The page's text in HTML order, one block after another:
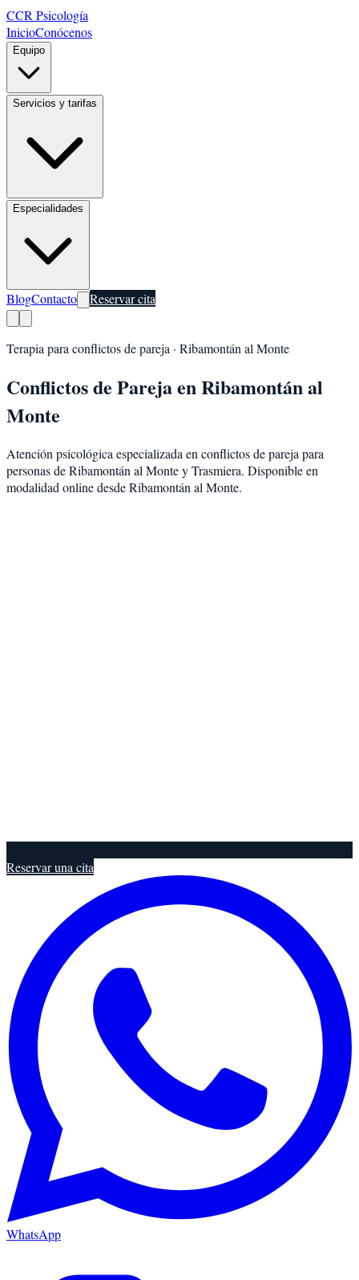
CCR Psicología
InicioConócenos
Equipo
Servicios y tarifas
Especialidades
BlogContacto Reservar cita
Terapia para conflictos de pareja · Ribamontán al Monte
Conflictos de ParejaenRibamontán al
Monte
Atención psicológica especializada en conflictos de pareja para
personas deRibamontán al MonteyTrasmiera. Disponible en
modalidad online desde Ribamontán al Monte.
Reservar una cita
WhatsApp